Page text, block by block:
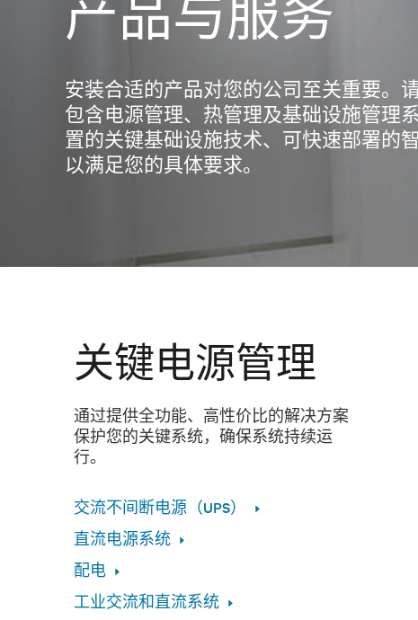
产品与服务
安装合适的产品对您的公司至关重要。
包含电源管理、热管理及基础设施管理
置的关键基础设施技术、可快速部署的
以满足您的具体要求。
关键电源管理
通过提供全功能、高性价比的解决方案
保护您的关键系统，确保系统持续运
行。
交流不间断电源（UPS）
直流电源系统
配电
工业交流和直流系统